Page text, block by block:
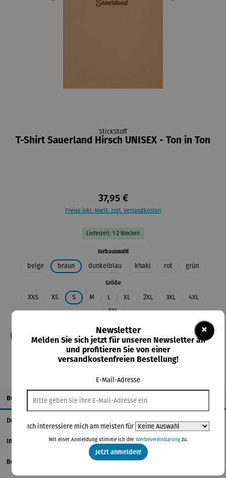
StickStoff
T-Shirt Sauerland Hirsch UNISEX - Ton in Ton
37,95 €
Preise inkl. MwSt. zzgl. Versandkosten
Lieferzeit: 1-2 Wochen
Farbauswahlauswählen
beige braun dunkelblau khaki rot grün
Größeauswählen
XXS XS S M L XL 2XL 3XL
4XL
5XL
In den Warenkorb
Beschreibung
Details
Informationen zum Hersteller
Bewertungen
×
Newsletter
Melden Sie sich jetzt für unseren Newsletter an
und profitieren Sie von einer
versandkostenfreien Bestellung!
E-Mail-Adresse
Ich interessiere mich am meisten für
Mit einer Anmeldung stimme ich der Werbevereinbarungzu.
Jetzt anmelden!